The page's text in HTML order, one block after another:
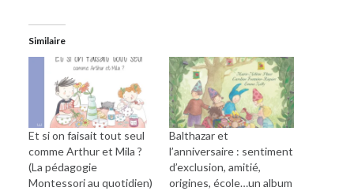
Similaire
Et si on faisait tout seul
comme Arthur et Mila ?
(La pédagogie
Montessori au quotidien)
Balthazar et
l’anniversaire : sentiment
d’exclusion, amitié,
origines, école…un album